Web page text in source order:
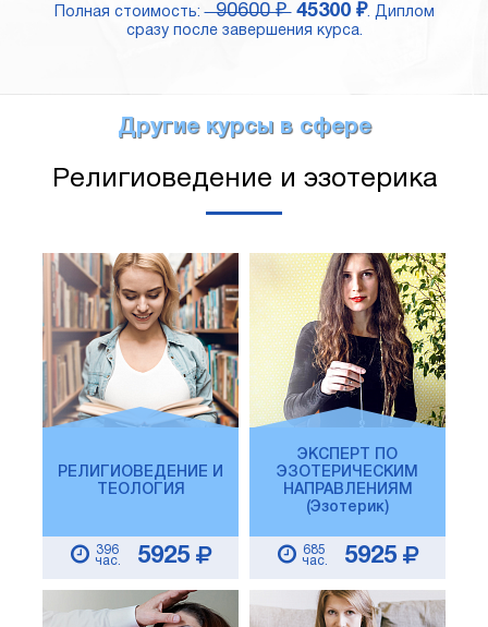
Полная стоимость:90600 ₽ 45300 ₽. Диплом
сразу после завершения курса.
Другие курсы в сфере
Религиоведение и эзотерика
РЕЛИГИОВЕДЕНИЕ И
ТЕОЛОГИЯ
396
час.
5925
ЭКСПЕРТ ПО
ЭЗОТЕРИЧЕСКИМ
НАПРАВЛЕНИЯМ
(Эзотерик)
685
час.
5925